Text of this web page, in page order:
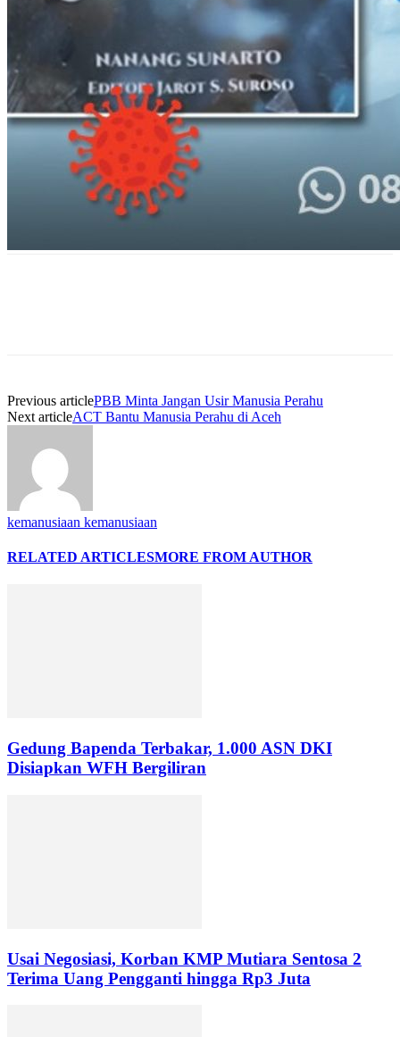
Previous articlePBB Minta Jangan Usir Manusia Perahu
Next articleACT Bantu Manusia Perahu di Aceh
kemanusiaan kemanusiaan
RELATED ARTICLESMORE FROM AUTHOR
Gedung Bapenda Terbakar, 1.000 ASN DKI
Disiapkan WFH Bergiliran
Usai Negosiasi, Korban KMP Mutiara Sentosa 2
Terima Uang Pengganti hingga Rp3 Juta